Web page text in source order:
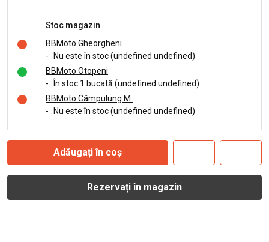
Stoc magazin
BBMoto Gheorgheni
-
Nu este în stoc (undefined undefined)
BBMoto Otopeni
-
În stoc 1 bucată (undefined undefined)
BBMoto Câmpulung M.
-
Nu este în stoc (undefined undefined)
Adăugați în coș
Rezervați în magazin